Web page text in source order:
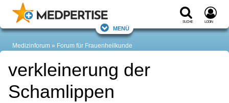
Suche Login
Menü
Medizinforum Forum für Frauenheilkunde
verkleinerung der
Schamlippen